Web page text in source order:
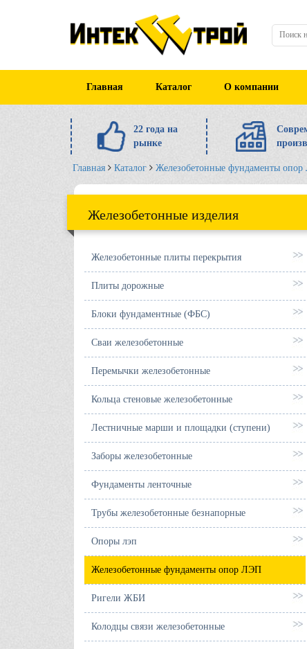
Главная Каталог О компании
22 года на
рынке
Главная Каталог Железобетонные фундаменты
Железобетонные изделия
Железобетонные плиты перекрытия
Плиты дорожные
Блоки фундаментные (ФБС)
Сваи железобетонные
Перемычки железобетонные
Кольца стеновые железобетонные
Лестничные марши и площадки (ступени)
Заборы железобетонные
Фундаменты ленточные
Трубы железобетонные безнапорные
Опоры лэп
Железобетонные фундаменты опор ЛЭП
Ригели ЖБИ
Колодцы связи железобетонные